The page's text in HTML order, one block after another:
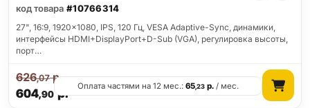
код товара #10766314
27", 16:9, 1920x1080, IPS, 120 Гц, VESA Adaptive-Sync, динамики,
интерфейсы HDMI+DisplayPort+D-Sub (VGA), регулировка высоты,
порт…
604,90р.
626,07р.
Оплата частями на 12 мес.:65,23 р. / мес.